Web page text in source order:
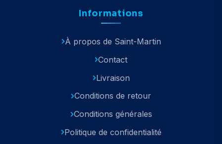
Informations
À propos de Saint-Martin
Contact
Livraison
Conditions de retour
Conditions générales
Politique de confidentialité